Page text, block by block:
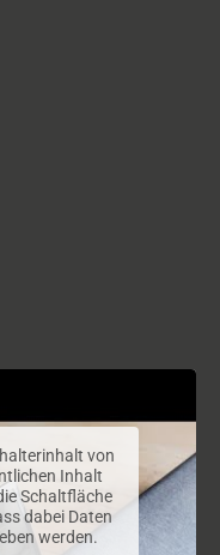
von
Inhalt
Schaltfläche
dabei Daten
werden.